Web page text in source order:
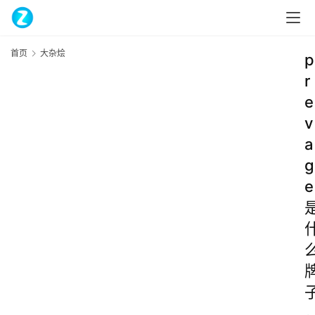
首页 大杂烩
p
r
e
v
a
g
e